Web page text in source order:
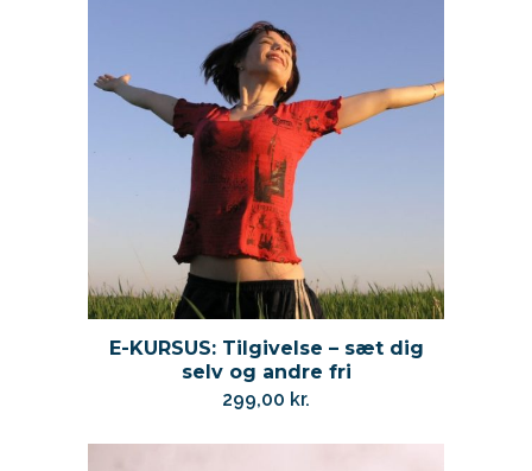
E-KURSUS: Tilgivelse – sæt dig
selv og andre fri
299,00 kr.